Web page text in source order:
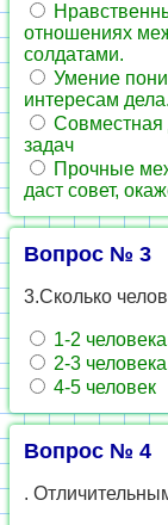
отношениях
солдатами.
Умение
интересам дела.
Совместная
задач
Прочные
даст совет,
Вопрос № 3
3.Сколько
1-2
2-3
4-5 человек
Вопрос № 4
.